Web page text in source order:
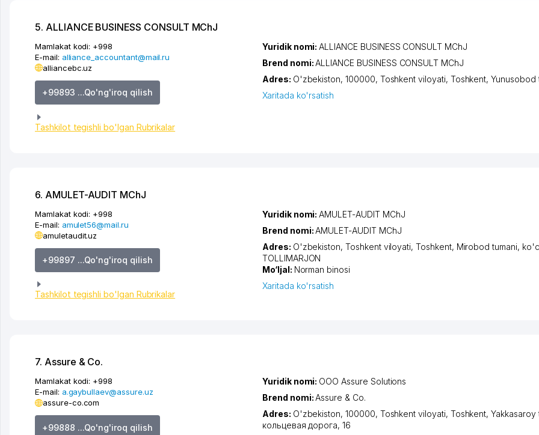
5. ALLIANCE BUSINESS CONSULT MChJ
Mamlakat kodi: +998
E-mail: alliance_accountant@mail.ru
alliancebc.uz
+99893 ...Qo'ng'iroq qilish
Tashkilot tegishli bo'lgan Rubrikalar
Yuridik nomi:ALLIANCE BUSINESS CONSULT MChJ
Brend nomi:ALLIANCE BUSINESS CONSULT MChJ
Adres: O'zbekiston, 100000, Toshkent viloyati, Toshkent,Yunusobod
Xaritada ko'rsatish
6. AMULET-AUDIT MChJ
Mamlakat kodi: +998
E-mail: amulet56@mail.ru
amuletaudit.uz
+99897 ...Qo'ng'iroq qilish
Tashkilot tegishli bo'lgan Rubrikalar
Yuridik nomi:AMULET-AUDIT MChJ
Brend nomi:AMULET-AUDIT MChJ
Adres: O'zbekiston,Toshkent viloyati,Toshkent, Mirobod tumani,
TOLLIMARJON
Mo‘ljal: Norman binosi
Xaritada ko'rsatish
7. Assure & Co.
Mamlakat kodi: +998
E-mail: a.gaybullaev@assure.uz
assure-co.com
+99888 ...Qo'ng'iroq qilish
Yuridik nomi: ООО Assure Solutions
Brend nomi:Assure & Co.
Adres: O'zbekiston, 100000, Toshkent viloyati, Toshkent,Yakkasaroy
кольцевая дорога, 16